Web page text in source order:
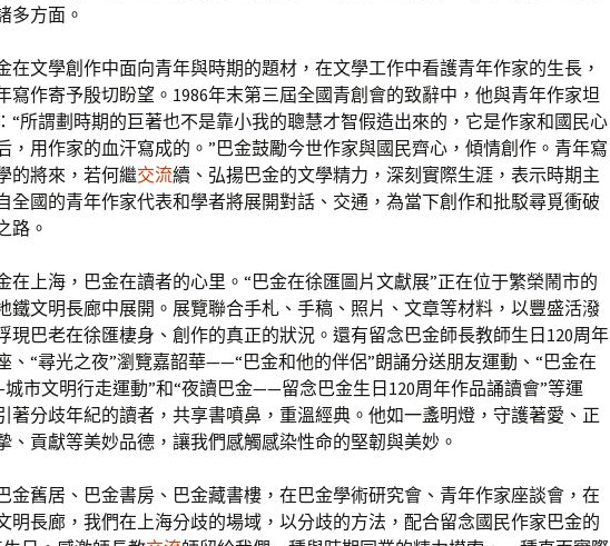
多方面。
在文學創作中面向青年與時期的題材，在文學工作中看護青年作家的生長，
寫作寄予殷切盼望。1986年末第三屆全國青創會的致辭中，他與青年作家坦
“所謂劃時期的巨著也不是靠小我的聰慧才智假造出來的，它是作家和國民心
，用作家的血汗寫成的。”巴金鼓勵今世作家與國民齊心，傾情創作。青年寫
的將來，若何繼交流續、弘揚巴金的文學精力，深刻實際生涯，表示時期主
全國的青年作家代表和學者將展開對話、交通，為當下創作和批駁尋覓衝破
路。
在上海，巴金在讀者的心里。“巴金在徐匯圖片文獻展”正在位于繁榮鬧市的
鐵文明長廊中展開。展覽聯合手札、手稿、照片、文章等材料，以豐盛活潑
現巴老在徐匯棲身、創作的真正的狀況。還有留念巴金師長教師生日120周年
、“尋光之夜”瀏覽嘉韶華——“巴金和他的伴侶”朗誦分送朋友運動、“巴金在
市文明行走運動”和“夜讀巴金——留念巴金生日120周年作品誦讀會”等運
著分歧年紀的讀者，共享書噴鼻，重溫經典。他如一盞明燈，守護著愛、正
、貢獻等美妙品德，讓我們感觸感染性命的堅韌與美妙。
金舊居、巴金書房、巴金藏書樓，在巴金學術研究會、青年作家座談會，在
明長廊，我們在上海分歧的場域，以分歧的方法，配合留念國民作家巴金的